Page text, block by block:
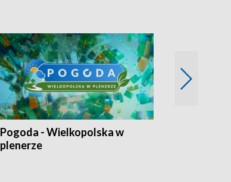
Pogoda - Wielkopolska w
plenerze